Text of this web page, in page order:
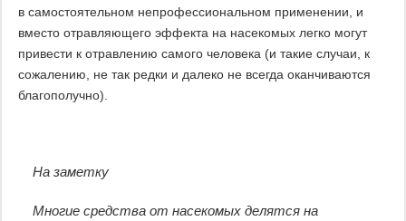
в самостоятельном непрофессиональном применении, и
вместо отравляющего эффекта на насекомых легко могут
привести к отравлению самого человека (и такие случаи, к
сожалению, не так редки и далеко не всегда оканчиваются
благополучно).
На заметку
Многие средства от насекомых делятся на